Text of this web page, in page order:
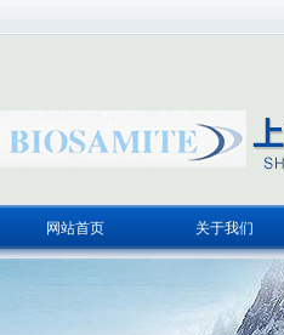
网站首页 关于我们